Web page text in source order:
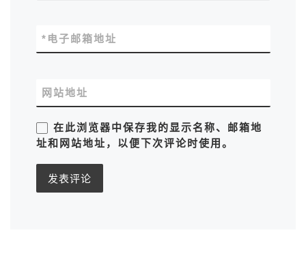
电子邮箱地址
*
网站地址
在此浏览器中保存我的显示名称、邮箱地
址和网站地址，以便下次评论时使用。